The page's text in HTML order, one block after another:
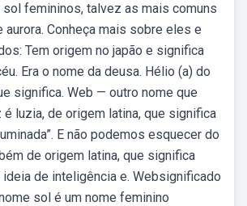
femininos, talvez as mais comuns
aurora. Conheça mais sobre eles e
Tem origem no japão e significa
Era o nome da deusa. Hélio (a) do
significa. Web — outro nome que
luzia, de origem latina, que significa
E não podemos esquecer do
de origem latina, que significa
ideia de inteligência e. Websignificado
sol é um nome feminino